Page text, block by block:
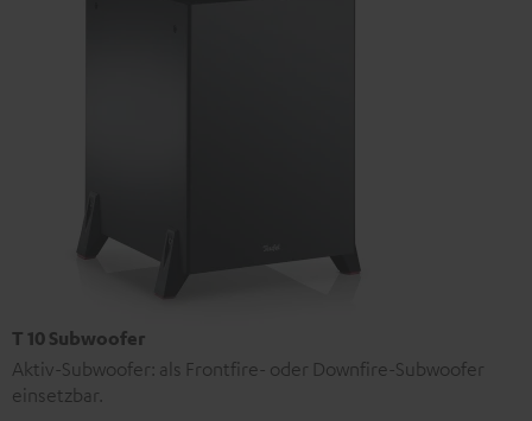
T 10 Subwoofer
Aktiv-Subwoofer: als Frontfire- oder Downfire-Subwoofer
einsetzbar.